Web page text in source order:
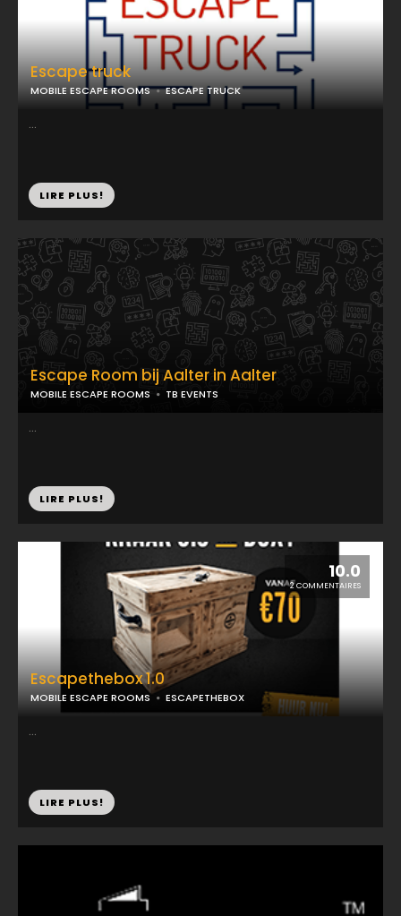
Escape truck
MOBILE ESCAPE ROOMS ESCAPE TRUCK
...
LIRE PLUS!
Escape Room bij Aalter in Aalter
MOBILE ESCAPE ROOMS TB EVENTS
...
LIRE PLUS!
10.0
2 COMMENTAIRES
Escapethebox 1.0
MOBILE ESCAPE ROOMS ESCAPETHEBOX
...
LIRE PLUS!